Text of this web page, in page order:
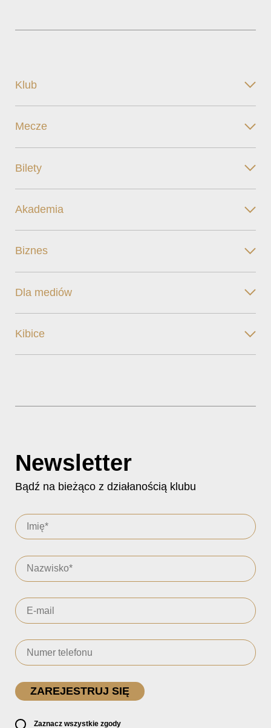
Klub
Mecze
Bilety
Akademia
Biznes
Dla mediów
Kibice
Newsletter
Bądź na bieżąco z działanością klubu
Zaznacz wszystkie zgody